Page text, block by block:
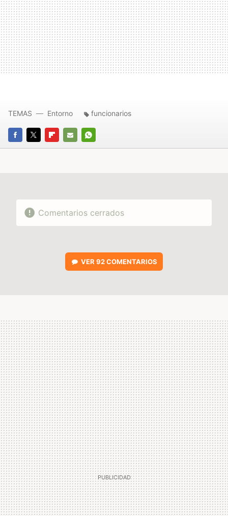
FACEBOOK
TWITTERFLIPBOARD
E-
WHATSAPP
TEMAS Entorno funcionarios
Comentarios cerrados
VER 92 COMENTARIOS